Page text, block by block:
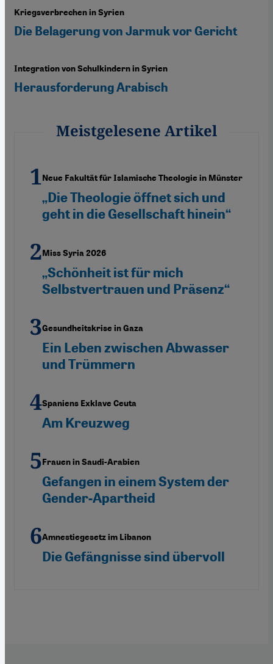
Kriegsverbrechen in Syrien
Die Belagerung von Jarmuk vor Gericht
Integration von Schulkindern in Syrien
Herausforderung Arabisch
Meistgelesene Artikel
Neue Fakultät für Islamische Theologie in Münster
„Die Theologie öffnet sich und
geht in die Gesellschaft hinein“
Miss Syria 2026
„Schönheit ist für mich
Selbstvertrauen und Präsenz“
Gesundheitskrise in Gaza
Ein Leben zwischen Abwasser
und Trümmern
Spaniens Exklave Ceuta
Am Kreuzweg
Frauen in Saudi-Arabien
Gefangen in einem System der
Gender-Apartheid
Amnestiegesetz im Libanon
Die Gefängnisse sind übervoll